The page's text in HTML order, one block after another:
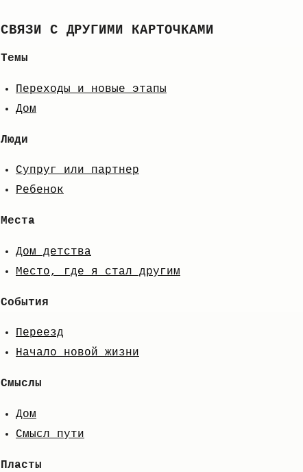
СВЯЗИ С ДРУГИМИ КАРТОЧКАМИ
Темы
Переходы и новые этапы
Дом
Люди
Супруг или партнер
Ребенок
Места
Дом детства
Место, где я стал другим
События
Переезд
Начало новой жизни
Смыслы
Дом
Смысл пути
Пласты